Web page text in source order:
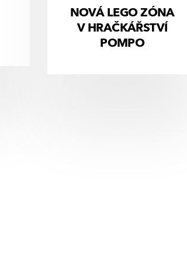
NOVÁ LEGO ZÓNA
V HRAČKÁŘSTVÍ
POMPO